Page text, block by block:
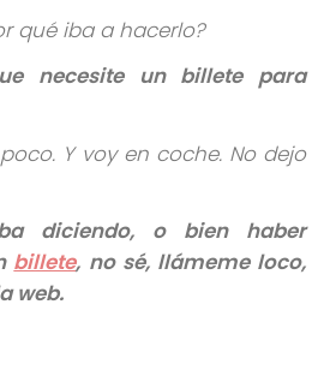
qué iba a hacerlo?
necesite un billete para
Y voy en coche. No dejo
diciendo, o bien haber
billete, no sé, llámeme loco,
web.